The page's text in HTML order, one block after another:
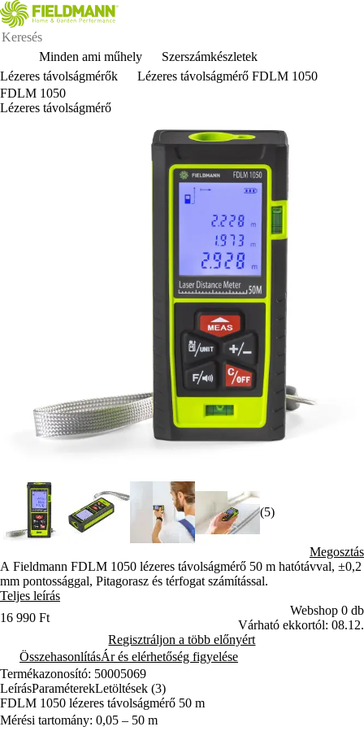
Minden ami műhely
Szerszámkészletek
Lézeres távolságmérők
Lézeres távolságmérő FDLM 1050
FDLM 1050
Lézeres távolságmérő
(5)
Megosztás
A Fieldmann FDLM 1050 lézeres távolságmérő 50 m hatótávval, ±0,2
mm pontossággal, Pitagorasz és térfogat számítással.
Teljes leírás
16 990 Ft
Webshop 0 db
Várható ekkortól: 08.12.
Regisztráljon a több előnyért
ÖsszehasonlításÁr és elérhetőség figyelése
Termékazonosító: 50005069
LeírásParaméterekLetöltések (3)
FDLM 1050 lézeres távolságmérő 50 m
Mérési tartomány: 0,05 – 50 m